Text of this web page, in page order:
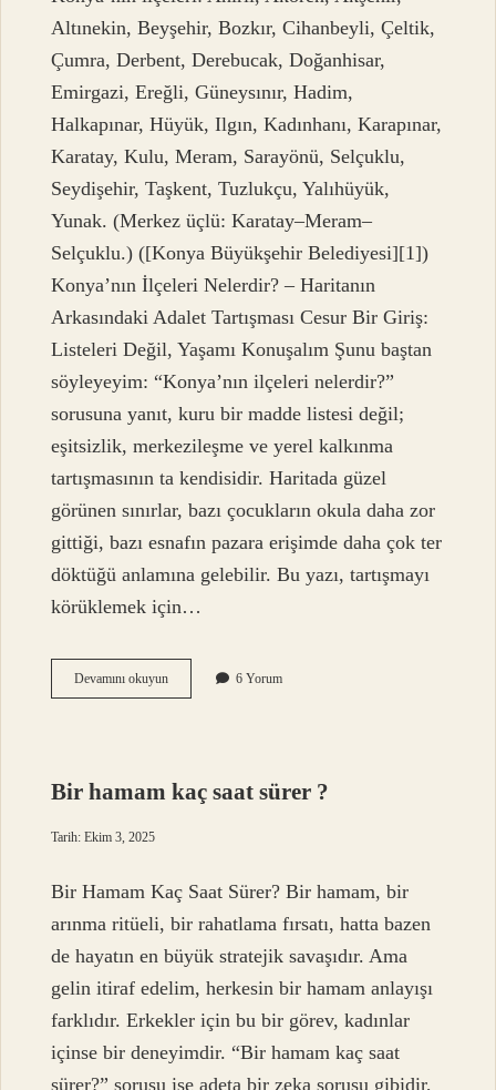
Altınekin, Beyşehir, Bozkır, Cihanbeyli, Çeltik,
Çumra, Derbent, Derebucak, Doğanhisar,
Emirgazi, Ereğli, Güneysınır, Hadim,
Halkapınar, Hüyük, Ilgın, Kadınhanı, Karapınar,
Karatay, Kulu, Meram, Sarayönü, Selçuklu,
Seydişehir, Taşkent, Tuzlukçu, Yalıhüyük,
Yunak. (Merkez üçlü: Karatay–Meram–
Selçuklu.) ([Konya Büyükşehir Belediyesi][1])
Konya’nın İlçeleri Nelerdir? – Haritanın
Arkasındaki Adalet Tartışması Cesur Bir Giriş:
Listeleri Değil, Yaşamı Konuşalım Şunu baştan
söyleyeyim: “Konya’nın ilçeleri nelerdir?”
sorusuna yanıt, kuru bir madde listesi değil;
eşitsizlik, merkezileşme ve yerel kalkınma
tartışmasının ta kendisidir. Haritada güzel
görünen sınırlar, bazı çocukların okula daha zor
gittiği, bazı esnafın pazara erişimde daha çok ter
döktüğü anlamına gelebilir. Bu yazı, tartışmayı
körüklemek için…
Devamını okuyunKarate
nedir
6 Yorum
Bir hamam kaç saat sürer ?
Tarih: Ekim 3, 2025
Bir Hamam Kaç Saat Sürer? Bir hamam, bir
arınma ritüeli, bir rahatlama fırsatı, hatta bazen
de hayatın en büyük stratejik savaşıdır. Ama
gelin itiraf edelim, herkesin bir hamam anlayışı
farklıdır. Erkekler için bu bir görev, kadınlar
içinse bir deneyimdir. “Bir hamam kaç saat
sürer?” sorusu ise adeta bir zeka sorusu gibidir,